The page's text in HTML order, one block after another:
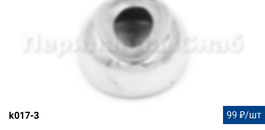
k017-3 99 ₽/шт